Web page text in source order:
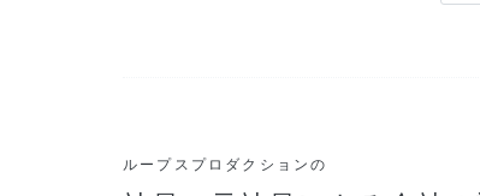
ループスプロダクションの